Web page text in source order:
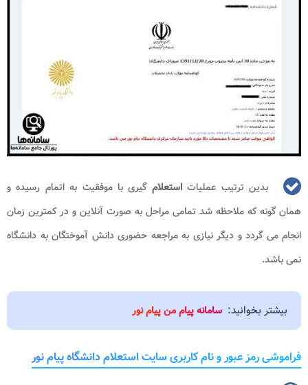
بدین ترتیب عملیاتاستعلامگیری با موفقیت به اتمام رسیده و
همان گونه که ملاحظه شد تمامی مراحل به صورت آنلاین و در کمترین زمان
انجام می گردد و دیگر نیازی به مراجعه حضوری دانش آموختگان به دانشگاه
نمی باشد.
بیشتر بخوانید: سامانه پیام من پیام نور
فراموشی رمز عبور و نام کاربری سایت استعلام دانشگاه پیام نور